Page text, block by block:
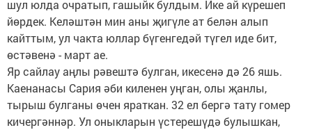
шул юлда очратып, гашыйк булдым. Ике ай күрешеп
йөрдек. Келәштән мин аны җигүле ат белән алып
кайттым, ул чакта юллар бүгенгедәй түгел иде бит,
өстәвенә - март ае.
Яр сайлау аңлы рәвештә булган, икесенә дә 26 яшь.
Каенанасы Са­­рия әби киленен уңган, олы җанлы,
тырыш булганы өчен яраткан. 32 ел бергә тату гомер
кичергәннәр. Ул оныкларын үстерешүдә булышкан,